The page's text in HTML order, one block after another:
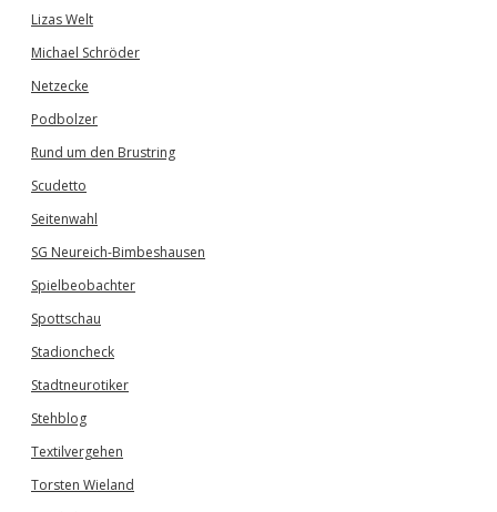
Lizas Welt
Michael Schröder
Netzecke
Podbolzer
Rund um den Brustring
Scudetto
Seitenwahl
SG Neureich-Bimbeshausen
Spielbeobachter
Spottschau
Stadioncheck
Stadtneurotiker
Stehblog
Textilvergehen
Torsten Wieland